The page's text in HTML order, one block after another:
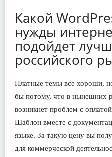
Какой
нужды
подойдет
российского
Платные темы все хороши,
бы потому, что в нынешних
возникнет проблем с
Шаблон вместе с
языке. За такую цену вы
для коммерческой